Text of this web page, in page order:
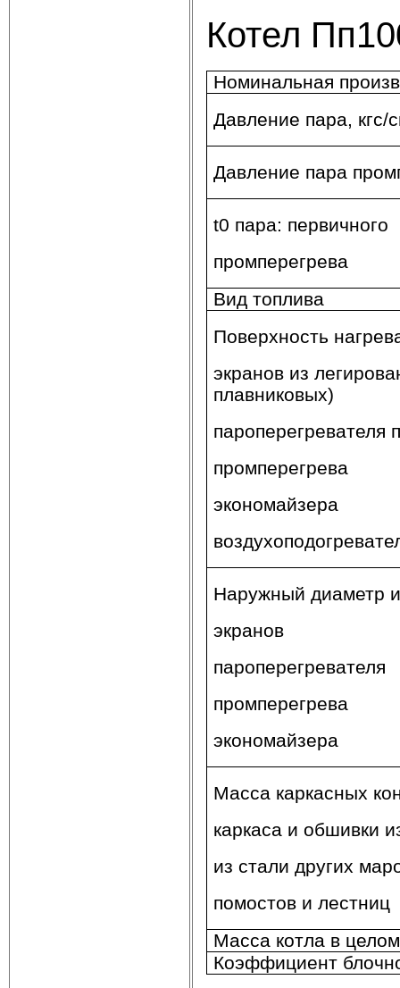
Котел
Номинальная
Давление пара, кгс/
Давление пара
t0 пара: первичного
промперегрева
Вид топлива
Поверхность
экранов из
плавниковых)
пароперегревателя
промперегрева
экономайзера
Наружный диаметр
экранов
пароперегревателя
промперегрева
экономайзера
Масса каркасных
каркаса и обшивки
из стали других
помостов и лестниц
Масса котла в
Коэффициент